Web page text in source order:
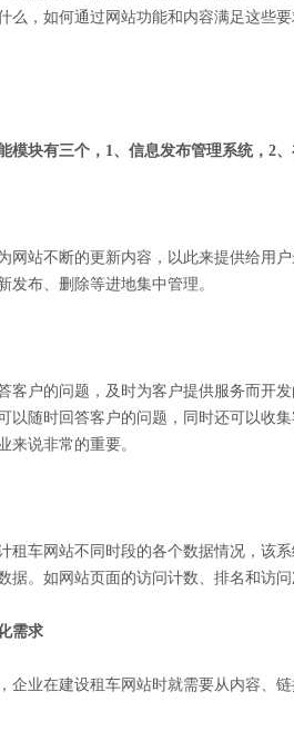
么，如何通过网站功能和内容满足这些
模块有三个，1、信息发布管理系统，2
网站不断的更新内容，以此来提供给用
发布、删除等进地集中管理。
客户的问题，及时为客户提供服务而开
以随时回答客户的问题，同时还可以收
来说非常的重要。
租车网站不同时段的各个数据情况，该
据。如网站页面的访问计数、排名和访
需求
企业在建设租车网站时就需要从内容、